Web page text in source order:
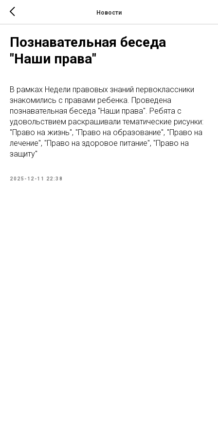
Новости
Познавательная беседа
"Наши права"
В рамках Недели правовых знаний первоклассники
знакомились с правами ребенка. Проведена
познавательная беседа "Наши права". Ребята с
удовольствием раскрашивали тематические рисунки:
"Право на жизнь", "Право на образование", "Право на
лечение", "Право на здоровое питание", "Право на
защиту"
2025-12-11 22:38